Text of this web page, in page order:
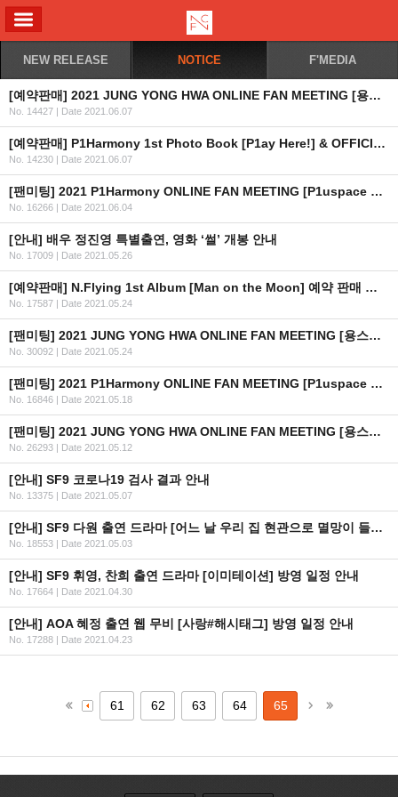
NEW RELEASE NOTICE F'MEDIA
[예약판매] 2021 JUNG YONG HWA ONLINE FAN MEETING [용스테이] OFFICIAL MD 판매 안내
No. 14427 | Date 2021.06.07
[예약판매] P1Harmony 1st Photo Book [P1ay Here!] & OFFICIAL MD 예약 판매 오픈 안내
No. 14230 | Date 2021.06.07
[팬미팅] 2021 P1Harmony ONLINE FAN MEETING [P1uspace H : Time To Move Out] 2차 공지
No. 16266 | Date 2021.06.04
[안내] 배우 정진영 특별출연, 영화 ‘썰’ 개봉 안내
No. 17009 | Date 2021.05.26
[예약판매] N.Flying 1st Album [Man on the Moon] 예약 판매 안내 (수정)
No. 17587 | Date 2021.05.24
[팬미팅] 2021 JUNG YONG HWA ONLINE FAN MEETING [용스테이] 2차 안내
No. 30092 | Date 2021.05.24
[팬미팅] 2021 P1Harmony ONLINE FAN MEETING [P1uspace H : Time To Move Out] 안내
No. 16846 | Date 2021.05.18
[팬미팅] 2021 JUNG YONG HWA ONLINE FAN MEETING [용스테이] 안내
No. 26293 | Date 2021.05.12
[안내] SF9 코로나19 검사 결과 안내
No. 13375 | Date 2021.05.07
[안내] SF9 다원 출연 드라마 [어느 날 우리 집 현관으로 멸망이 들어왔다] 방영 일정 안내
No. 18553 | Date 2021.05.03
[안내] SF9 휘영, 찬희 출연 드라마 [이미테이션] 방영 일정 안내
No. 17664 | Date 2021.04.30
[안내] AOA 혜정 출연 웹 무비 [사랑#해시태그] 방영 일정 안내
No. 17288 | Date 2021.04.23
61 62 63 64 65